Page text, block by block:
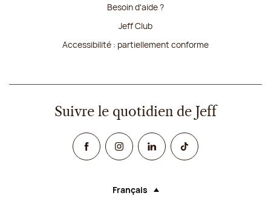
Besoin d'aide ?
Jeff Club
Accessibilité : partiellement conforme
Suivre le quotidien de Jeff
FacebookInstagramLinked InTikTok
Langue (sélectionner une option
Français